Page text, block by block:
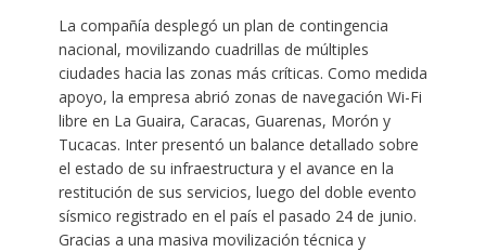
La compañía desplegó un plan de contingencia
nacional, movilizando cuadrillas de múltiples
ciudades hacia las zonas más críticas. Como medida
apoyo, la empresa abrió zonas de navegación Wi-Fi
libre en La Guaira, Caracas, Guarenas, Morón y
Tucacas. Inter presentó un balance detallado sobre
el estado de su infraestructura y el avance en la
restitución de sus servicios, luego del doble evento
sísmico registrado en el país el pasado 24 de junio.
Gracias a una masiva movilización técnica y